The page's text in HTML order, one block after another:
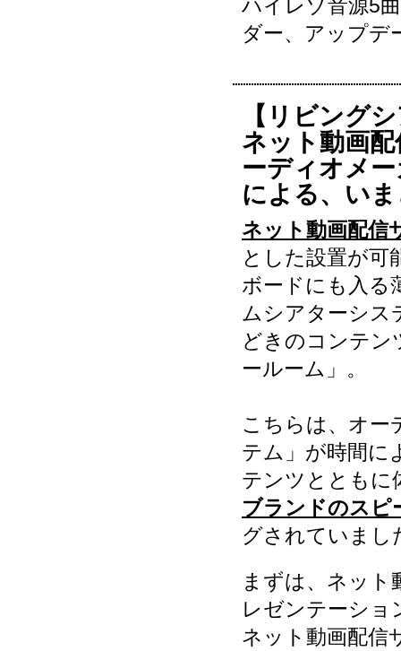
ハイレゾ音源5
ダー、アップデ
【リビング
ネット動画
ーディオメ
による、い
ネット動画配信
とした設置が可
ボードにも入る
ムシアターシス
どきのコンテン
ールーム」。
こちらは、オー
テム」が時間に
テンツとともに
ブランドのスピ
グされていまし
まずは、ネット
レゼンテーショ
ネット動画配信